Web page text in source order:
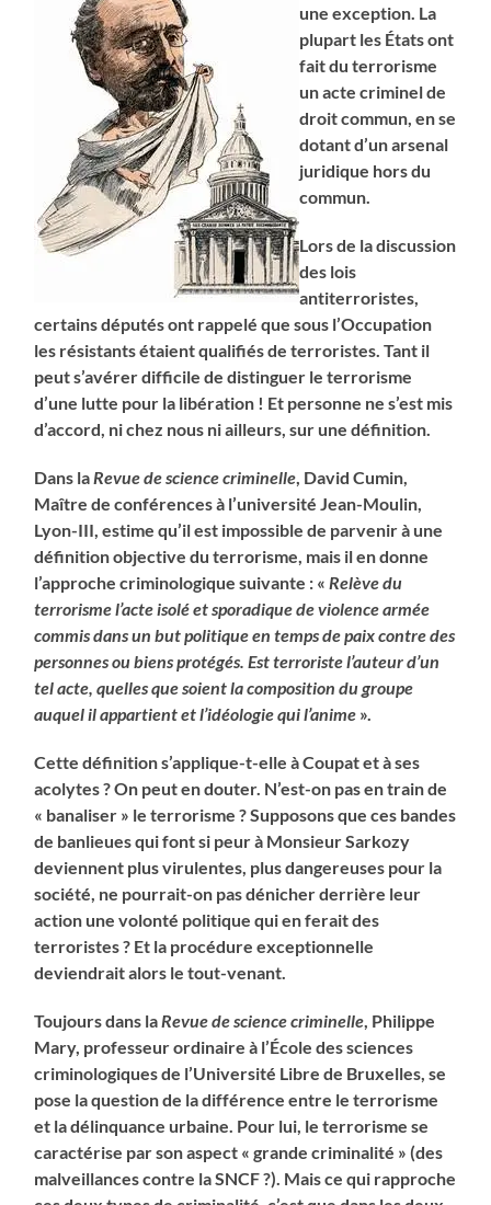
une exception. La
plupart les États ont
fait du terrorisme
un acte criminel de
droit commun, en se
dotant d’un arsenal
juridique hors du
commun.
Lors de la discussion
des lois
antiterroristes,
certains députés ont rappelé que sous l’Occupation
les résistants étaient qualifiés de terroristes. Tant il
peut s’avérer difficile de distinguer le terrorisme
d’une lutte pour la libération ! Et personne ne s’est mis
d’accord, ni chez nous ni ailleurs, sur une définition.
Dans la Revue de science criminelle , David Cumin,
Maître de conférences à l’université Jean-Moulin,
Lyon-III, estime qu’il est impossible de parvenir à une
définition objective du terrorisme, mais il en donne
l’approche criminologique suivante : « Relève du
terrorisme l’acte isolé et sporadique de violence armée
commis dans un but politique en temps de paix contre des
personnes ou biens protégés. Est terroriste l’auteur d’un
tel acte, quelles que soient la composition du groupe
auquel il appartient et l’idéologie qui l’anime ».
Cette définition s’applique-t-elle à Coupat et à ses
acolytes ? On peut en douter. N’est-on pas en train de
« banaliser » le terrorisme ? Supposons que ces bandes
de banlieues qui font si peur à Monsieur Sarkozy
deviennent plus virulentes, plus dangereuses pour la
société, ne pourrait-on pas dénicher derrière leur
action une volonté politique qui en ferait des
terroristes ? Et la procédure exceptionnelle
deviendrait alors le tout-venant.
Toujours dans la Revue de science criminelle , Philippe
Mary, professeur ordinaire à l’École des sciences
criminologiques de l’Université Libre de Bruxelles, se
pose la question de la différence entre le terrorisme
et la délinquance urbaine. Pour lui, le terrorisme se
caractérise par son aspect « grande criminalité » (des
malveillances contre la SNCF ?). Mais ce qui rapproche